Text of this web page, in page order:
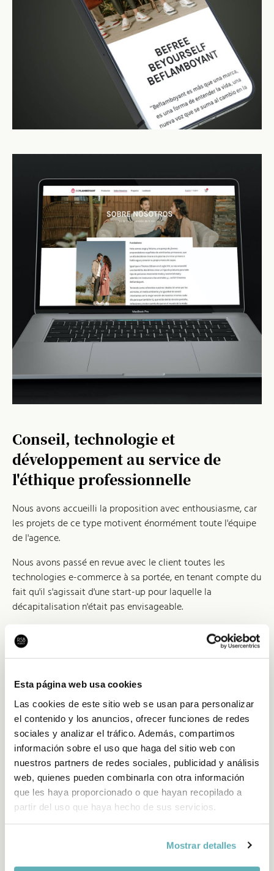
Esta página web usa cookies
Las cookies de este sitio web se usan para personalizar
el contenido y los anuncios, ofrecer funciones de redes
sociales y analizar el tráfico. Además, compartimos
información sobre el uso que haga del sitio web con
nuestros partners de redes sociales, publicidad y análisis
web, quienes pueden combinarla con otra información
que les haya proporcionado o que hayan recopilado a
partir del uso que haya hecho de sus servicios.
Mostrar detalles
Conseil, technologie et
développement au service de
l'éthique professionnelle
Nous avons accueilli la proposition avec enthousiasme, car
les projets de ce type motivent énormément toute l'équipe
de l'agence.
Nous avons passé en revue avec le client toutes les
technologies e-commerce à sa portée, en tenant compte du
fait qu'il s'agissait d'une start-up pour laquelle la
décapitalisation n'était pas envisageable.
Nous avons finalement développé un Woocommerce sur
mesure grâce auquel l'entreprise galicienne a pu vendre ses
sneakers dans toute l'Espagne, ainsi qu'en France et au